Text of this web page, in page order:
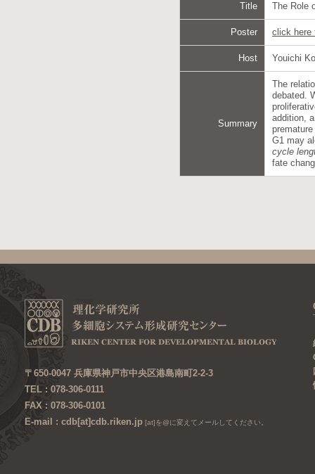
Title The Role
Poster click here
Host Youichi
Summary
The
debated.
addition,
G1 may
cycle
fate
〒650-0047 兵庫県神戸市中央区港島南町2-2-3
TEL : 078-306-0111
FAX : 078-306-0101
E-mail : cdb[at]cdb.riken.jp [at]を@に変えてメールしてください。